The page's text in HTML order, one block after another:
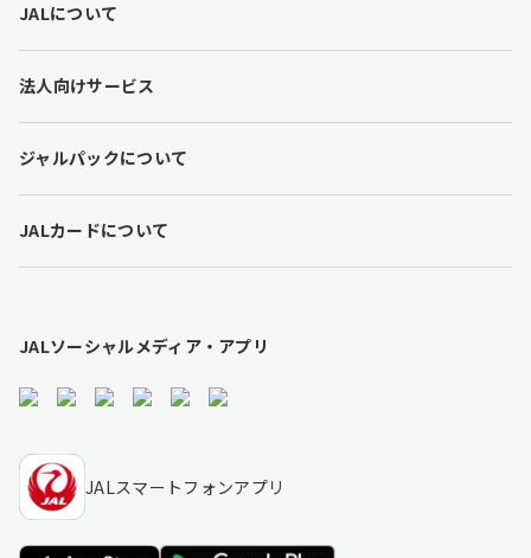
o
e
i
n
s
JALについて
法人向けサービス
ジャルパックについて
JALカードについて
JALソーシャルメディア・アプリ
JALスマートフォンアプリ